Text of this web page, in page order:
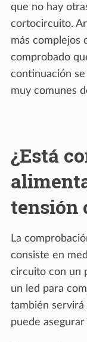
que no hay
cortocircuito.
más complejos
comprobado
continuación
muy comunes
¿Está
tensión
La
consiste en
circuito con un
un led para
también servirá
puede